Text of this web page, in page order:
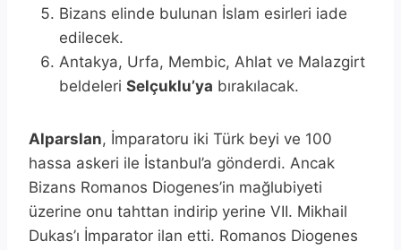
Bizans elinde bulunan İslam esirleri iade
edilecek.
Antakya, Urfa, Membic, Ahlat ve Malazgirt
beldeleri Selçuklu’ya bırakılacak.
Alparslan, İmparatoru iki Türk beyi ve 100
hassa askeri ile İstanbul’a gönderdi. Ancak
Bizans Romanos Diogenes’in mağlubiyeti
üzerine onu tahttan indirip yerine VII. Mikhail
Dukas’ı İmparator ilan etti. Romanos Diogenes